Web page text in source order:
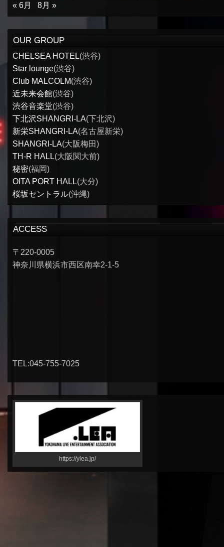
« 6月
8月 »
OUR GROUP
CHELSEA HOTEL(渋谷)
Star lounge(渋谷)
Club MALCOLM(渋谷)
近未来会館(渋谷)
渋谷音楽堂(渋谷)
下北沢SHANGRI-LA(下北沢)
新栄SHANGRI-LA(名古屋新栄)
SHANGRI-LA(大阪梅田)
TH-R HALL(大阪関大前)
秘密(福岡)
OITA PORT HALL(大分)
桜坂セントラル(沖縄)
ACCESS
〒220-0005
神奈川県横浜市西区南幸2-1-5
TEL:045-755-7025
https://ylea.jp/